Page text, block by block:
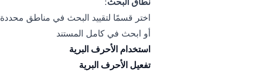
اختر قسمًا لتقييد البحث في مناطق محددة
أو ابحث في كامل المستند
استخدام الأحرف البرية
تفعيل الأحرف البرية